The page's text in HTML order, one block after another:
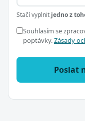
Stačí vyplnit jedno z
Souhlasím se
poptávky.Zásady
Poslat